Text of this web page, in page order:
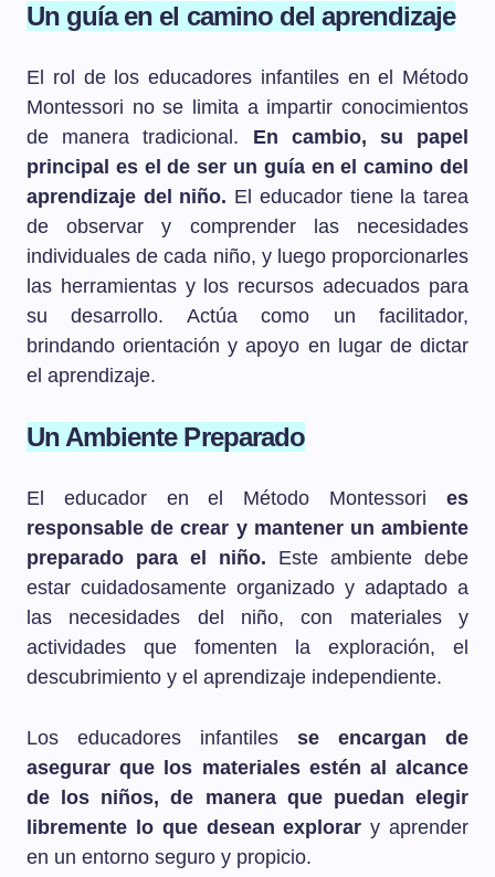
Un guía en el camino del aprendizaje
El rol de los educadores infantiles en el Método
Montessori no se limita a impartir conocimientos
de manera tradicional. En cambio, su papel
principal es el de ser un guía en el camino del
aprendizaje del niño. El educador tiene la tarea
de observar y comprender las necesidades
individuales de cada niño, y luego proporcionarles
las herramientas y los recursos adecuados para
su desarrollo. Actúa como un facilitador,
brindando orientación y apoyo en lugar de dictar
el aprendizaje.
Un Ambiente Preparado
El educador en el Método Montessori es
responsable de crear y mantener un ambiente
preparado para el niño. Este ambiente debe
estar cuidadosamente organizado y adaptado a
las necesidades del niño, con materiales y
actividades que fomenten la exploración, el
descubrimiento y el aprendizaje independiente.
Los educadores infantiles se encargan de
asegurar que los materiales estén al alcance
de los niños, de manera que puedan elegir
libremente lo que desean explorar y aprender
en un entorno seguro y propicio.